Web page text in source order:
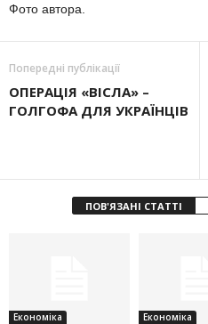
Фото автора.
Попередні публікації
ОПЕРАЦІЯ «ВІСЛА» –
ГОЛГОФА ДЛЯ УКРАЇНЦІВ
ПОВ'ЯЗАНІ СТАТТІ
Економіка Економіка